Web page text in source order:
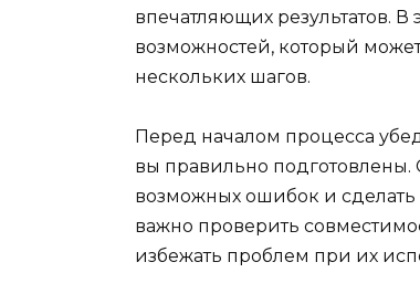
впечатляющих результатов.
возможностей, который
нескольких шагов.
Перед началом процесса
вы правильно подготовлены.
возможных ошибок и сделать
важно проверить
избежать проблем при их